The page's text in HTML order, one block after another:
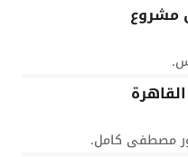
مشروع
مصطفى كامل.